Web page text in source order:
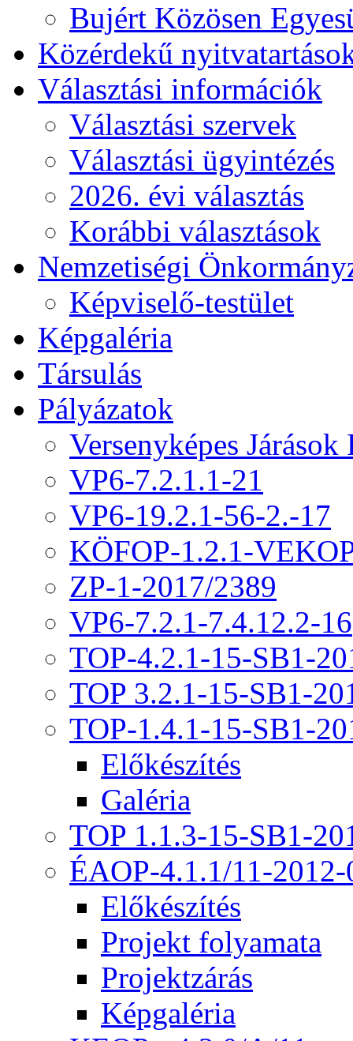
Bujért Közösen
Közérdekű
Választási információk
Választási szervek
Választási ügyintézés
2026. évi választás
Korábbi választások
Nemzetiségi
Képviselő-testület
Képgaléria
Társulás
Pályázatok
Versenyképes Járások
VP6-7.2.1.1-21
VP6-19.2.1-56-2.-17
KÖFOP-1.2.1-
ZP-1-2017/2389
VP6-7.2.1-7.4.12.2-16
TOP-4.2.1-15-SB1-
TOP 3.2.1-15-SB1-
TOP-1.4.1-15-SB1-
Előkészítés
Galéria
TOP 1.1.3-15-SB1-
ÉAOP-4.1.1/11-2012-
Előkészítés
Projekt folyamata
Projektzárás
Képgaléria